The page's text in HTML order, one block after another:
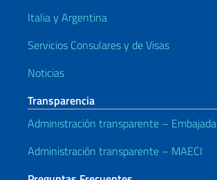
Italia y Argentina
Servicios Consulares y de Visas
Noticias
Transparencia
Administración transparente – Embajada
Administración transparente – MAECI